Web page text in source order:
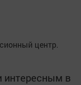
центр.
в